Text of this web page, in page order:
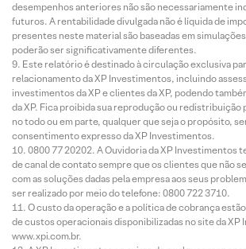
desempenhos anteriores não são necessariamente
futuros. A rentabilidade divulgada não é líquida de
presentes neste material são baseadas em
poderão ser significativamente diferentes.
Este relatório é destinado à circulação exclusiva
relacionamento da XP Investimentos, incluindo
investimentos da XP e clientes da XP, podendo
da XP. Fica proibida sua reprodução ou redistribuição
no todo ou em parte, qualquer que seja o propósito,
consentimento expresso da XP Investimentos.
0800 77 20202. A Ouvidoria da XP Investimentos
de canal de contato sempre que os clientes que não
com as soluções dadas pela empresa aos seus
ser realizado por meio do telefone: 0800 722 3710.
O custo da operação e a política de cobrança
de custos operacionais disponibilizadas no site da XP
www.xpi.com.br.